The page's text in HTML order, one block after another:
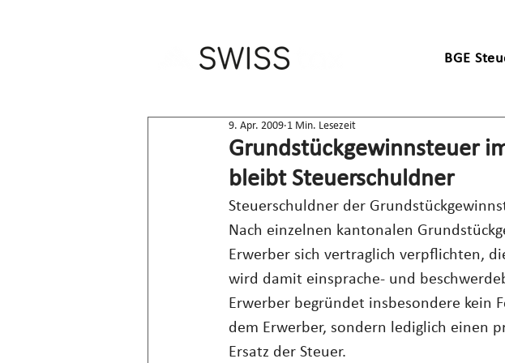
BGE
Grundstückgewinnsteuer
bleibt Steuerschuldner
9. Apr. 2009 1 Min. Lesezeit
Steuerschuldner der
Nach einzelnen kantonalen
Erwerber sich vertraglich verpflichten,
wird damit einsprache- und
Erwerber begründet insbesondere kein
dem Erwerber, sondern lediglich einen
Ersatz der Steuer.